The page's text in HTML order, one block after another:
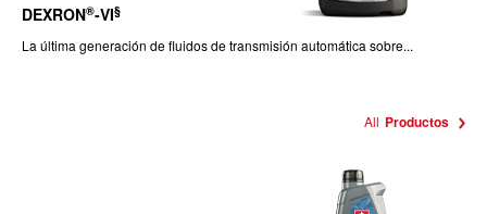
DEXRON®-VI§
La última generación de fluidos de transmisión automática sobre...
All Productos